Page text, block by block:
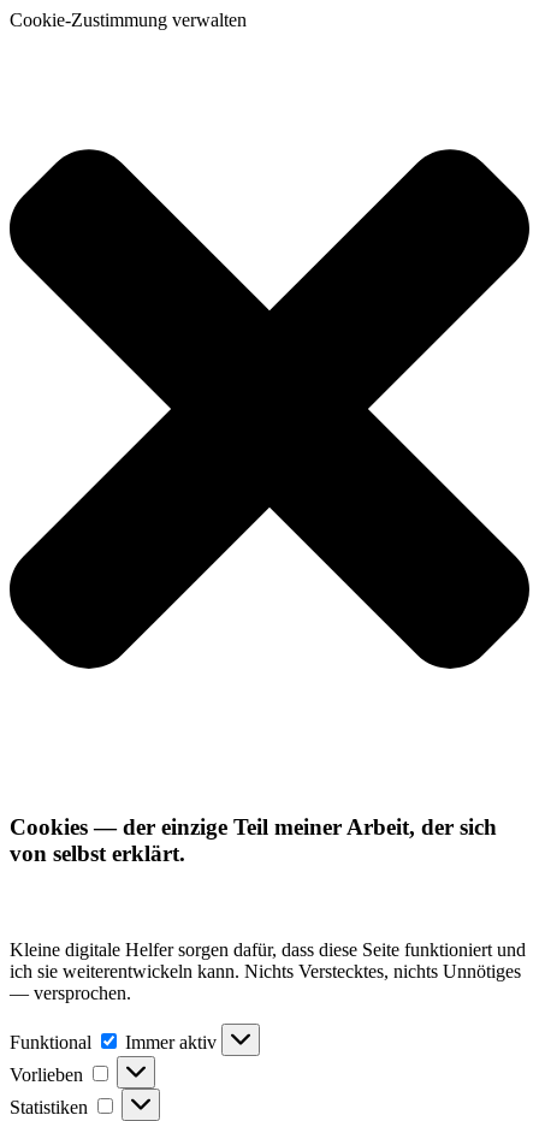
Cookie-Zustimmung verwalten
Cookies — der einzige Teil meiner Arbeit, der sich
von selbst erklärt.
Kleine digitale Helfer sorgen dafür, dass diese Seite funktioniert und
ich sie weiterentwickeln kann. Nichts Verstecktes, nichts Unnötiges
— versprochen.
Funktional Funktional
Immer aktiv
Vorlieben
Vorlieben
Statistiken Statistiken